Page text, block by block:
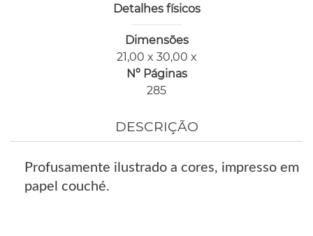
Detalhes físicos
Dimensões
21,00 x 30,00 x
Nº Páginas
285
DESCRIÇÃO
Profusamente ilustrado a cores, impresso em
papel couché.